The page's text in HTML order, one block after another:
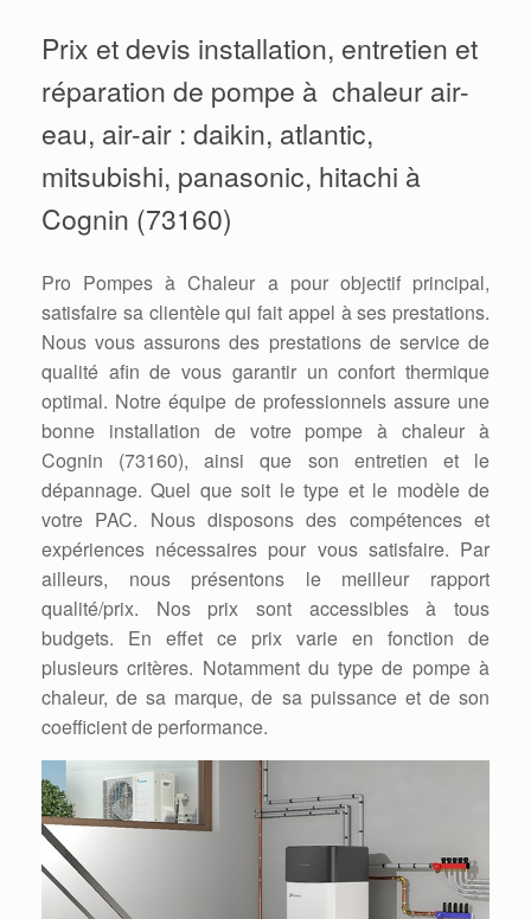
Prix et devis installation, entretien et
réparation de pompe à chaleur air-
eau, air-air : daikin, atlantic,
mitsubishi, panasonic, hitachi à
Cognin (73160)
Pro Pompes à Chaleur a pour objectif principal,
satisfaire sa clientèle qui fait appel à ses prestations.
Nous vous assurons des prestations de service de
qualité afin de vous garantir un confort thermique
optimal. Notre équipe de professionnels assure une
bonne installation de votre pompe à chaleur à
Cognin (73160), ainsi que son entretien et le
dépannage. Quel que soit le type et le modèle de
votre PAC. Nous disposons des compétences et
expériences nécessaires pour vous satisfaire. Par
ailleurs, nous présentons le meilleur rapport
qualité/prix. Nos prix sont accessibles à tous
budgets. En effet ce prix varie en fonction de
plusieurs critères. Notamment du type de pompe à
chaleur, de sa marque, de sa puissance et de son
coefficient de performance.